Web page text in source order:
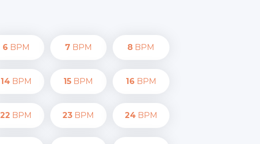
6 BPM 7 BPM 8 BPM
14BPM 15 BPM 16 BPM
22 BPM 23 BPM 24BPM